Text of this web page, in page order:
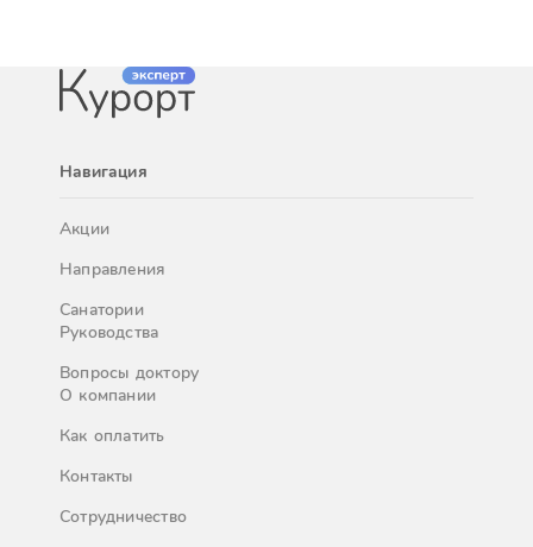
Навигация
Акции
Направления
Санатории
Руководства
Вопросы доктору
О компании
Как оплатить
Контакты
Сотрудничество